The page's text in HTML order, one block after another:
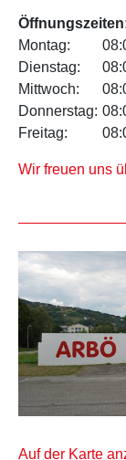
Montag:
Dienstag:
Mittwoch:
Donnerstag:
Freitag:
Wir freuen uns
Auf der Karte